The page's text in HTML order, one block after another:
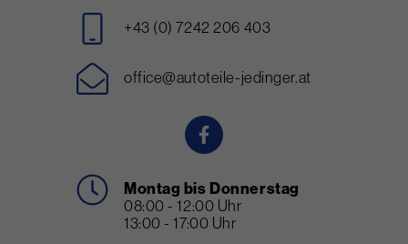
+43 (0) 7242 206 403
office@autoteile-jedinger.at
Montag bis Donnerstag
08:00 - 12:00 Uhr
13:00 - 17:00 Uhr